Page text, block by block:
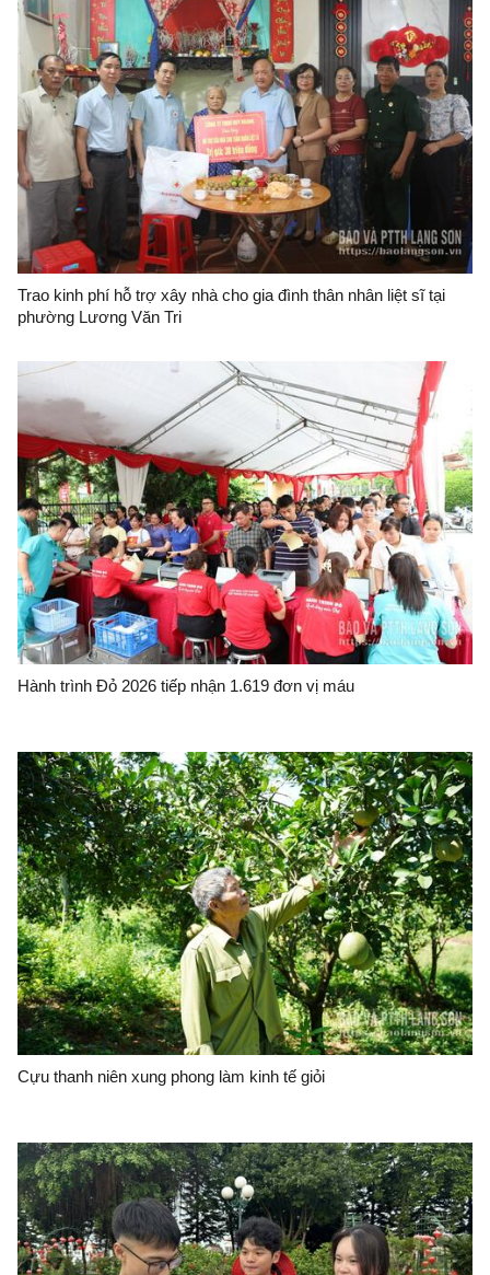
Trao kinh phí hỗ trợ xây nhà cho gia đình thân nhân liệt sĩ tại
phường Lương Văn Tri
Hành trình Đỏ 2026 tiếp nhận 1.619 đơn vị máu
Cựu thanh niên xung phong làm kinh tế giỏi